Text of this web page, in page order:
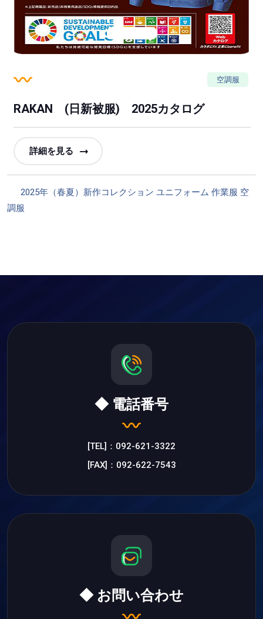
空調服
RAKAN (日新被服) 2025カタログ
詳細を見る
カ
テ
2025年（春夏）新作コレクション ユニフォーム 作業服 空
調服
◆ 電話番号
[TEL]：092-621-3322
[FAX]：092-622-7543
◆ お問い合わせ